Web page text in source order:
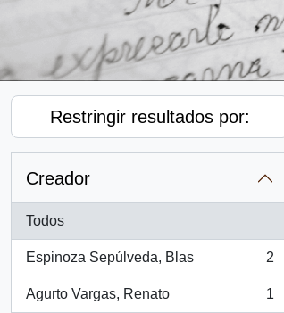
Restringir resultados por:
Creador
Todos
Espinoza Sepúlveda, Blas
, 2 resultados
2
Agurto Vargas, Renato
, 1 resultados
1